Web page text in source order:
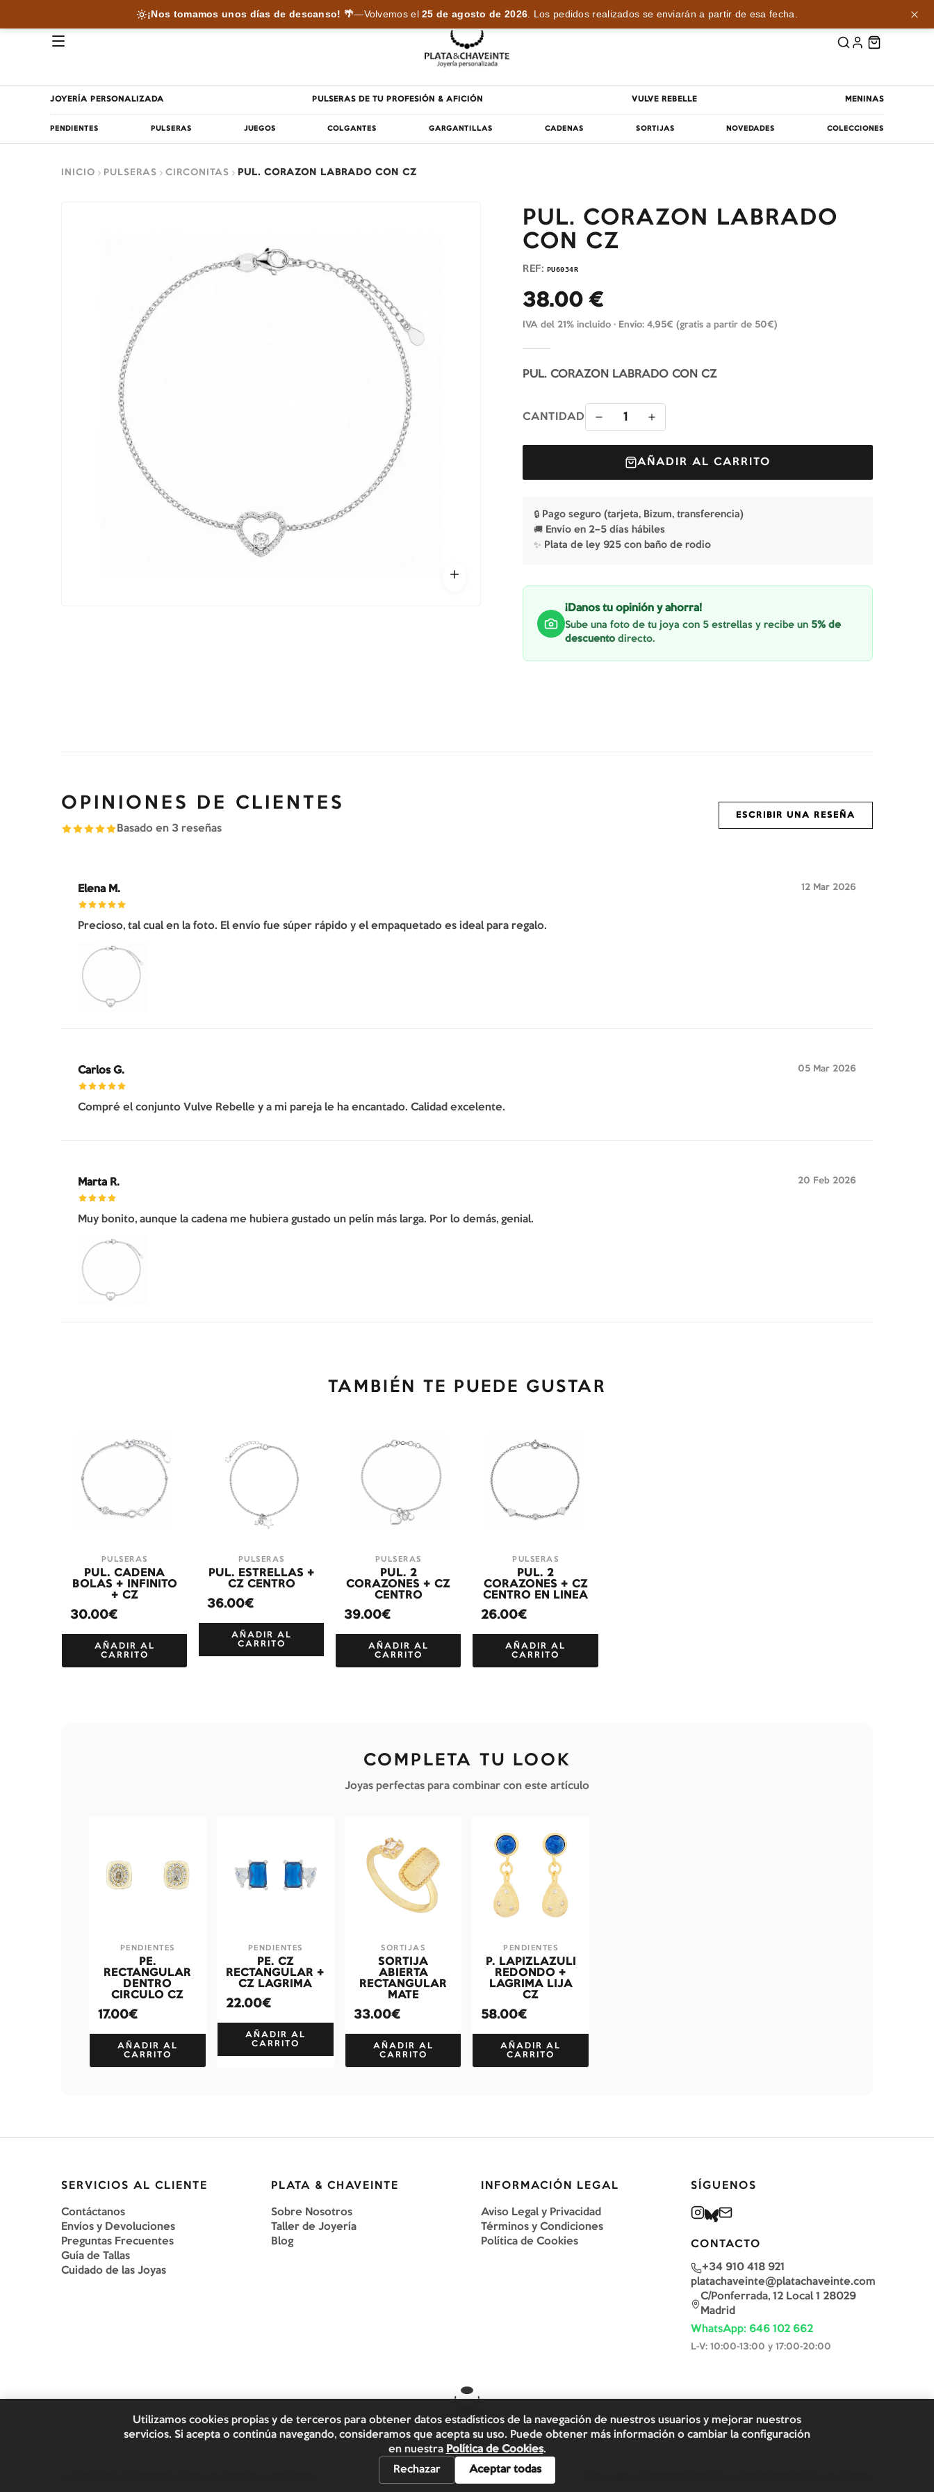
¡Nos tomamos unos días de descanso! 🌴—Volvemos el25 de agosto de 2026. Los pedidos realizados se enviarán a partir de esa fecha.
JOYERÍA PERSONALIZADA PULSERAS DE TU PROFESIÓN & AFICIÓN VULVE REBELLE MENINAS
PENDIENTES PULSERAS JUEGOS COLGANTES GARGANTILLAS CADENAS SORTIJAS NOVEDADES COLECCIONES
INICIO PULSERAS CIRCONITAS PUL. CORAZON LABRADO CON CZ
PUL. CORAZON LABRADO
CON CZ
REF: PU6034R
38.00 €
IVA del 21% incluido · Envío: 4,95€ (gratis a partir de 50€)
PUL. CORAZON LABRADO CON CZ
CANTIDAD 1
AÑADIR AL CARRITO
🔒 Pago seguro (tarjeta, Bizum, transferencia)
🚚 Envío en 2–5 días hábiles
✨ Plata de ley 925 con baño de rodio
¡Danos tu opinión y ahorra!
Sube una foto de tu joya con 5 estrellas y recibe un 5% de
descuento directo.
OPINIONES DE CLIENTES
Basado en 3 reseñas
ESCRIBIR UNA RESEÑA
Elena M. 12 Mar 2026
Precioso, tal cual en la foto. El envío fue súper rápido y el empaquetado es ideal para regalo.
Carlos G. 05 Mar 2026
Compré el conjunto Vulve Rebelle y a mi pareja le ha encantado. Calidad excelente.
Marta R. 20 Feb 2026
Muy bonito, aunque la cadena me hubiera gustado un pelín más larga. Por lo demás, genial.
TAMBIÉN TE PUEDE GUSTAR
PULSERAS
PUL. CADENA
BOLAS + INFINITO
+ CZ
30.00€
AÑADIR AL
CARRITO
PULSERAS
PUL. ESTRELLAS +
CZ CENTRO
36.00€
AÑADIR AL
CARRITO
PULSERAS
PUL. 2
CORAZONES + CZ
CENTRO
39.00€
AÑADIR AL
CARRITO
PULSERAS
PUL. 2
CORAZONES + CZ
CENTRO EN LINEA
26.00€
AÑADIR AL
CARRITO
COMPLETA TU LOOK
Joyas perfectas para combinar con este artículo
PENDIENTES
PE.
RECTANGULAR
DENTRO
CIRCULO CZ
17.00€
AÑADIR AL
CARRITO
PENDIENTES
PE. CZ
RECTANGULAR +
CZ LAGRIMA
22.00€
AÑADIR AL
CARRITO
SORTIJAS
SORTIJA
ABIERTA
RECTANGULAR
MATE
33.00€
AÑADIR AL
CARRITO
PENDIENTES
P. LAPIZLAZULI
REDONDO +
LAGRIMA LIJA
CZ
58.00€
AÑADIR AL
CARRITO
SERVICIOS AL CLIENTE
Contáctanos
Envíos y Devoluciones
Preguntas Frecuentes
Guía de Tallas
Cuidado de las Joyas
PLATA & CHAVEINTE
Sobre Nosotros
Taller de Joyería
Blog
INFORMACIÓN LEGAL
Aviso Legal y Privacidad
Términos y Condiciones
Política de Cookies
SÍGUENOS
CONTACTO
+34 910 418 921
platachaveinte@platachaveinte.com
C/Ponferrada, 12 Local 1 28029
Madrid
WhatsApp: 646 102 662
L-V: 10:00-13:00 y 17:00-20:00
Utilizamos cookies propias y de terceros para obtener datos estadísticos de la navegación de nuestros usuarios y mejorar nuestros
servicios. Si acepta o continúa navegando, consideramos que acepta su uso. Puede obtener más información o cambiar la configuración
en nuestra Política de Cookies.
Rechazar Aceptar todas